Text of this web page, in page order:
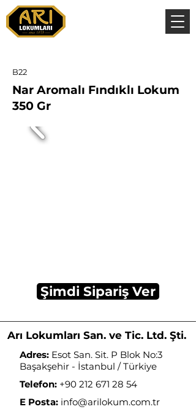
B22
Nar Aromalı Fındıklı Lokum
350 Gr
Şimdi Sipariş Ver
Arı Lokumları San. ve Tic. Ltd. Şti.
Adres: Esot San. Sit. P Blok No:3
Başakşehir - İstanbul / Türkiye
Telefon: +90 212 671 28 54
E Posta: info@arilokum.com.tr